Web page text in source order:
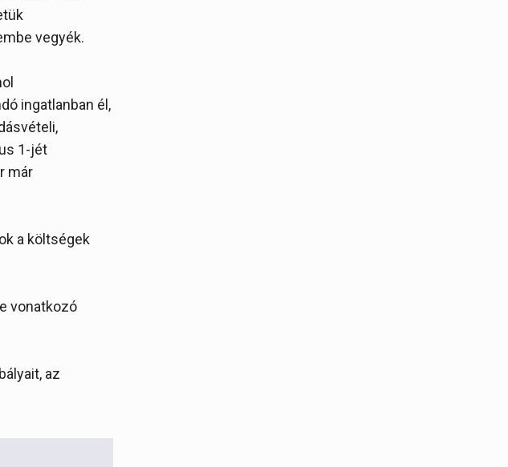
vegyék.
ingatlanban él,
1-jét
már
a költségek
vonatkozó
az